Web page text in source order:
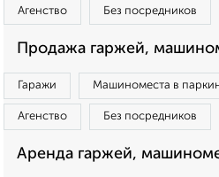
Агенство Без посредников
Продажа гаржей,
Гаражи Машиноместа в
Агенство Без посредников
Аренда гаржей,